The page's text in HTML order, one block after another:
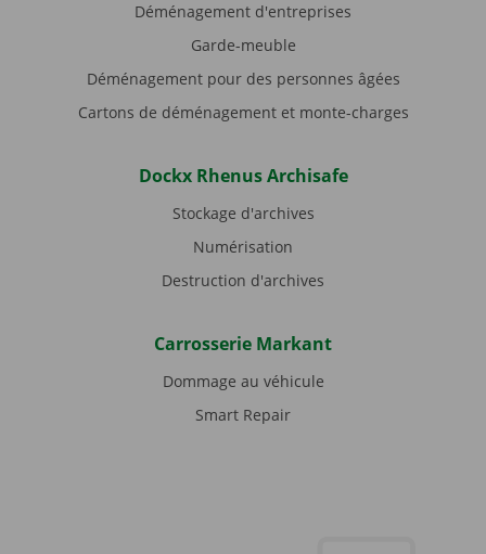
Déménagement d'entreprises
Garde-meuble
Déménagement pour des personnes âgées
Cartons de déménagement et monte-charges
Dockx Rhenus Archisafe
Stockage d'archives
Numérisation
Destruction d'archives
Carrosserie Markant
Dommage au véhicule
Smart Repair